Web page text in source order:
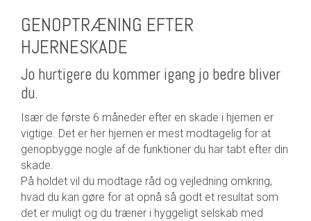
GENOPTRÆNING EFTER
HJERNESKADE
Jo hurtigere du kommer igang jo bedre bliver
du.
Især de første 6 måneder efter en skade i hjernen er
vigtige. Det er her hjernen er mest modtagelig for at
genopbygge nogle af de funktioner du har tabt efter din
skade.
På holdet vil du modtage råd og vejledning omkring,
hvad du kan gøre for at opnå så godt et resultat som
det er muligt og du træner i hyggeligt selskab med